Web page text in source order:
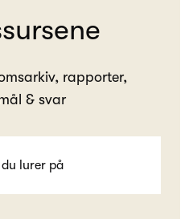
rapporter,
& svar